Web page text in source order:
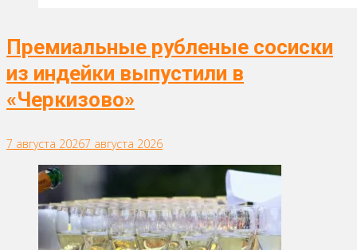
Премиальные рубленые сосиски
из индейки выпустили в
«Черкизово»
7 августа 20267 августа 2026